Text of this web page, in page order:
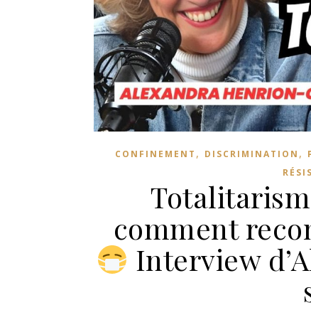
CONFINEMENT , DISCRIMINATION ,
comment
Interview